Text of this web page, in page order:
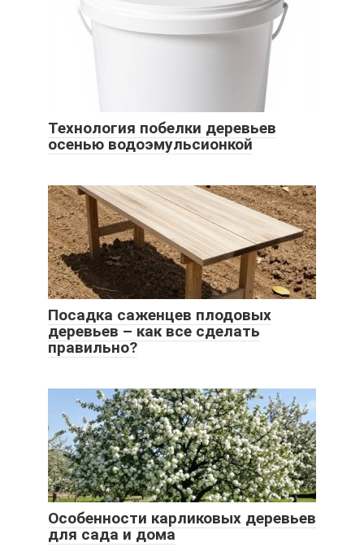
Технология побелки деревьев
осенью водоэмульсионкой
Посадка саженцев плодовых
деревьев – как все сделать
правильно?
Особенности карликовых деревьев
для сада и дома